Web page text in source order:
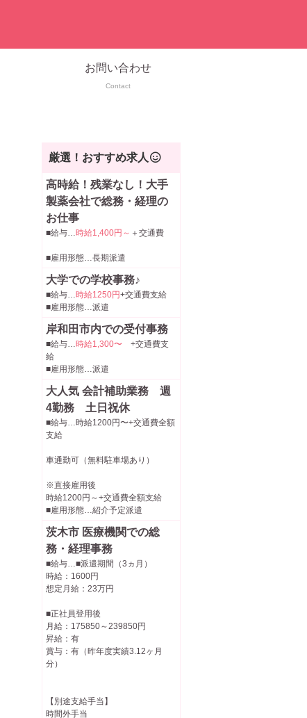
お問い合わせ
Contact
厳選！おすすめ求人
高時給！残業なし！大手
製薬会社で総務・経理の
お仕事
■給与…時給1,400円～ ＋交通費
■雇用形態…長期派遣
大学での学校事務♪
■給与…時給1250円+交通費支給
■雇用形態…派遣
岸和田市内での受付事務
■給与…時給1,300〜 +交通費支
給
■雇用形態…派遣
大人気 会計補助業務 週
4勤務 土日祝休
■給与…時給1200円〜+交通費全額
支給
車通勤可（無料駐車場あり）
※直接雇用後
時給1200円～+交通費全額支給
■雇用形態…紹介予定派遣
茨木市 医療機関での総
務・経理事務
■給与…■派遣期間（3ヵ月）
時給：1600円
想定月給：23万円
■正社員登用後
月給：175850～239850円
昇給：有
賞与：有（昨年度実績3.12ヶ月
分）
【別途支給手当】
時間外手当